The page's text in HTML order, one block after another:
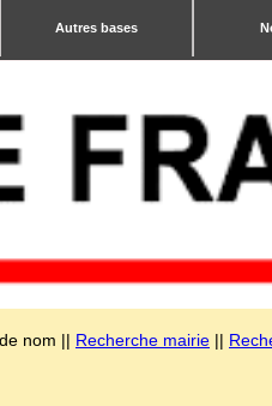
Autres bases
nom || Recherche mairie ||